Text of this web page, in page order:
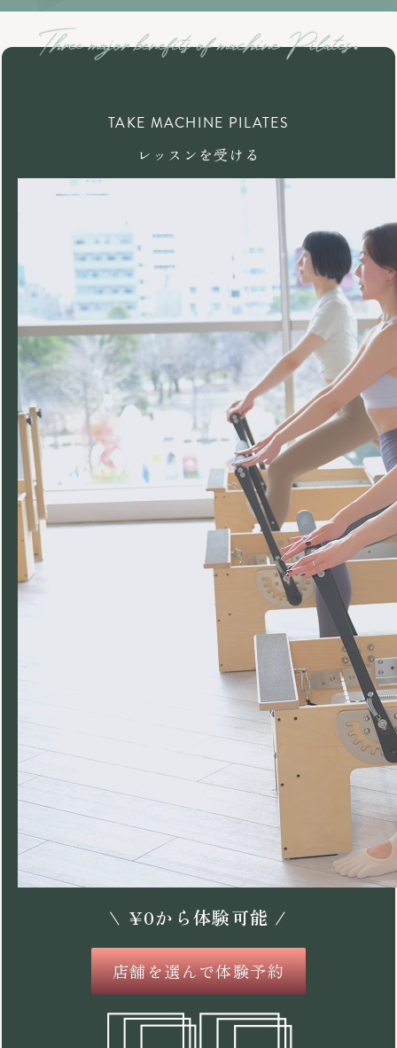
TAKE MACHINE PILATES
レッスンを受ける
\ ¥0から体験可能 /
店舗を選んで体験予約